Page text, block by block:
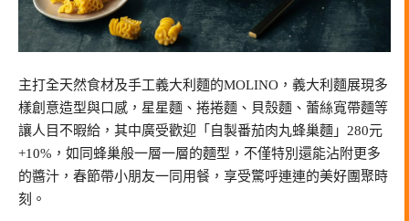
主打全天然食材及手工義大利麵的MOLINO，義大利麵展現多
樣創意造型與口感，星星麵、捲捲麵、貝殼麵、蕾絲寬帶麵等
讓人目不暇給，其中廣受歡迎「自製番茄肉丸蜂巢麵」280元
+10%，如同蜂巢般一層一層的麵型，不僅特別還能沾附更多
的醬汁，春節帶小朋友一同用餐，享受驚呼連連的美好團聚時
刻。